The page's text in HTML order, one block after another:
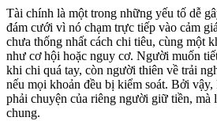
Tài chính là một trong những yếu tố dễ
đám cưới vì nó chạm trực tiếp vào cảm
chưa thống nhất cách chi tiêu, cùng một
như cơ hội hoặc nguy cơ. Người muốn
khi chi quá tay, còn người thiên về trải
nếu mọi khoản đều bị kiểm soát. Bởi
phải chuyện của riêng người giữ tiền, mà
chung.